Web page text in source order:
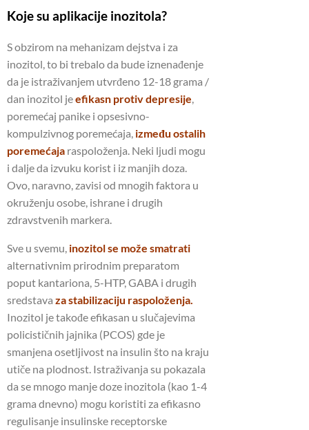
Koje su aplikacije inozitola?
S obzirom na mehanizam dejstva i za
inozitol, to bi trebalo da bude iznenađenje
da je istraživanjem utvrđeno 12-18 grama /
dan inozitol jeefikasn protiv depresije
poremećaj panike i opsesivno-
kompulzivnog poremećaja, između ostalih
poremećaja raspoloženja. Neki ljudi mogu
i dalje da izvuku korist i iz manjih doza.
Ovo, naravno, zavisi od mnogih faktora u
okruženju osobe, ishrane i drugih
zdravstvenih markera.
Sve u svemu, inozitol se može smatrati
alternativnim prirodnim preparatom
poput kantariona, 5-HTP, GABA i drugih
sredstava za stabilizaciju raspoloženja.
Inozitol je takođe efikasan u slučajevima
policističnih jajnika (PCOS) gde je
smanjena osetljivost na insulin što na kraju
utiče na plodnost. Istraživanja su pokazala
da se mnogo manje doze inozitola (kao 1-4
grama dnevno) mogu koristiti za efikasno
regulisanje insulinske receptorske